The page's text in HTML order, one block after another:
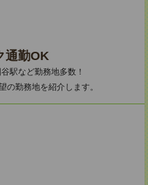
通勤OK
駅など勤務地多数！
勤務地を紹介します。